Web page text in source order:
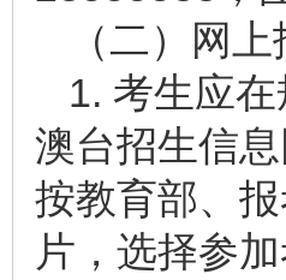
（二）网
1. 考生应
澳台招生信
按教育部、
片，选择参